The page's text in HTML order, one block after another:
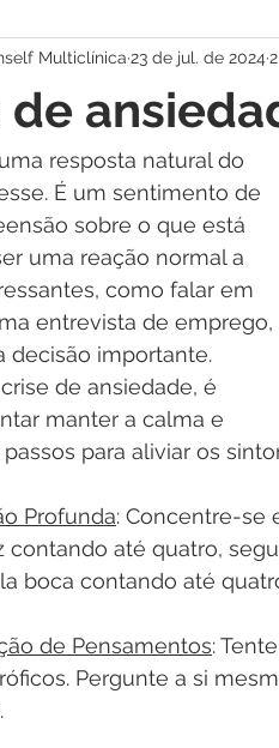
de
Multiclínica 23 de jul. de 2024
resposta natural do
É um sentimento de
sobre o que está
uma reação normal a
como falar em
entrevista de emprego,
decisão importante.
de ansiedade, é
manter a calma e
para aliviar os
Profunda: Concentre-se
contando até quatro,
boca contando até
de Pensamentos:
Pergunte a si